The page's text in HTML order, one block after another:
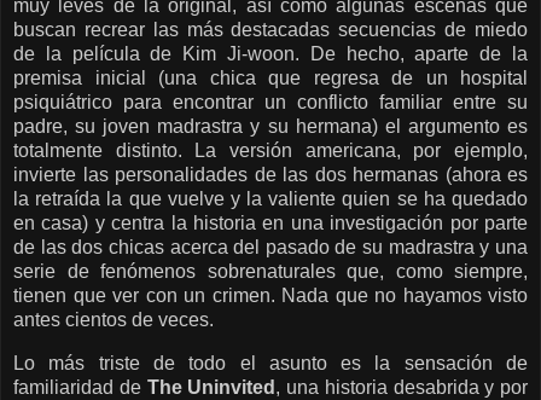
muy leves de la original, así como algunas escenas que
buscan recrear las más destacadas secuencias de miedo
de la película de Kim Ji-woon. De hecho, aparte de la
premisa inicial (una chica que regresa de un hospital
psiquiátrico para encontrar un conflicto familiar entre su
padre, su joven madrastra y su hermana) el argumento es
totalmente distinto. La versión americana, por ejemplo,
invierte las personalidades de las dos hermanas (ahora es
la retraída la que vuelve y la valiente quien se ha quedado
en casa) y centra la historia en una investigación por parte
de las dos chicas acerca del pasado de su madrastra y una
serie de fenómenos sobrenaturales que, como siempre,
tienen que ver con un crimen. Nada que no hayamos visto
antes cientos de veces.
Lo más triste de todo el asunto es la sensación de
familiaridad de The Uninvited , una historia desabrida y por